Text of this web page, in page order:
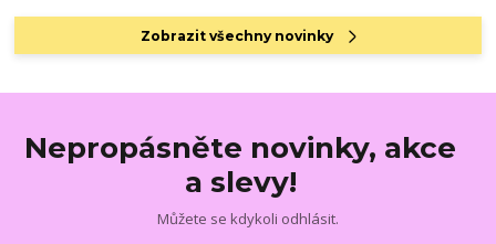
Zobrazit všechny novinky
Nepropásněte novinky, akce
a slevy!
Můžete se kdykoli odhlásit.